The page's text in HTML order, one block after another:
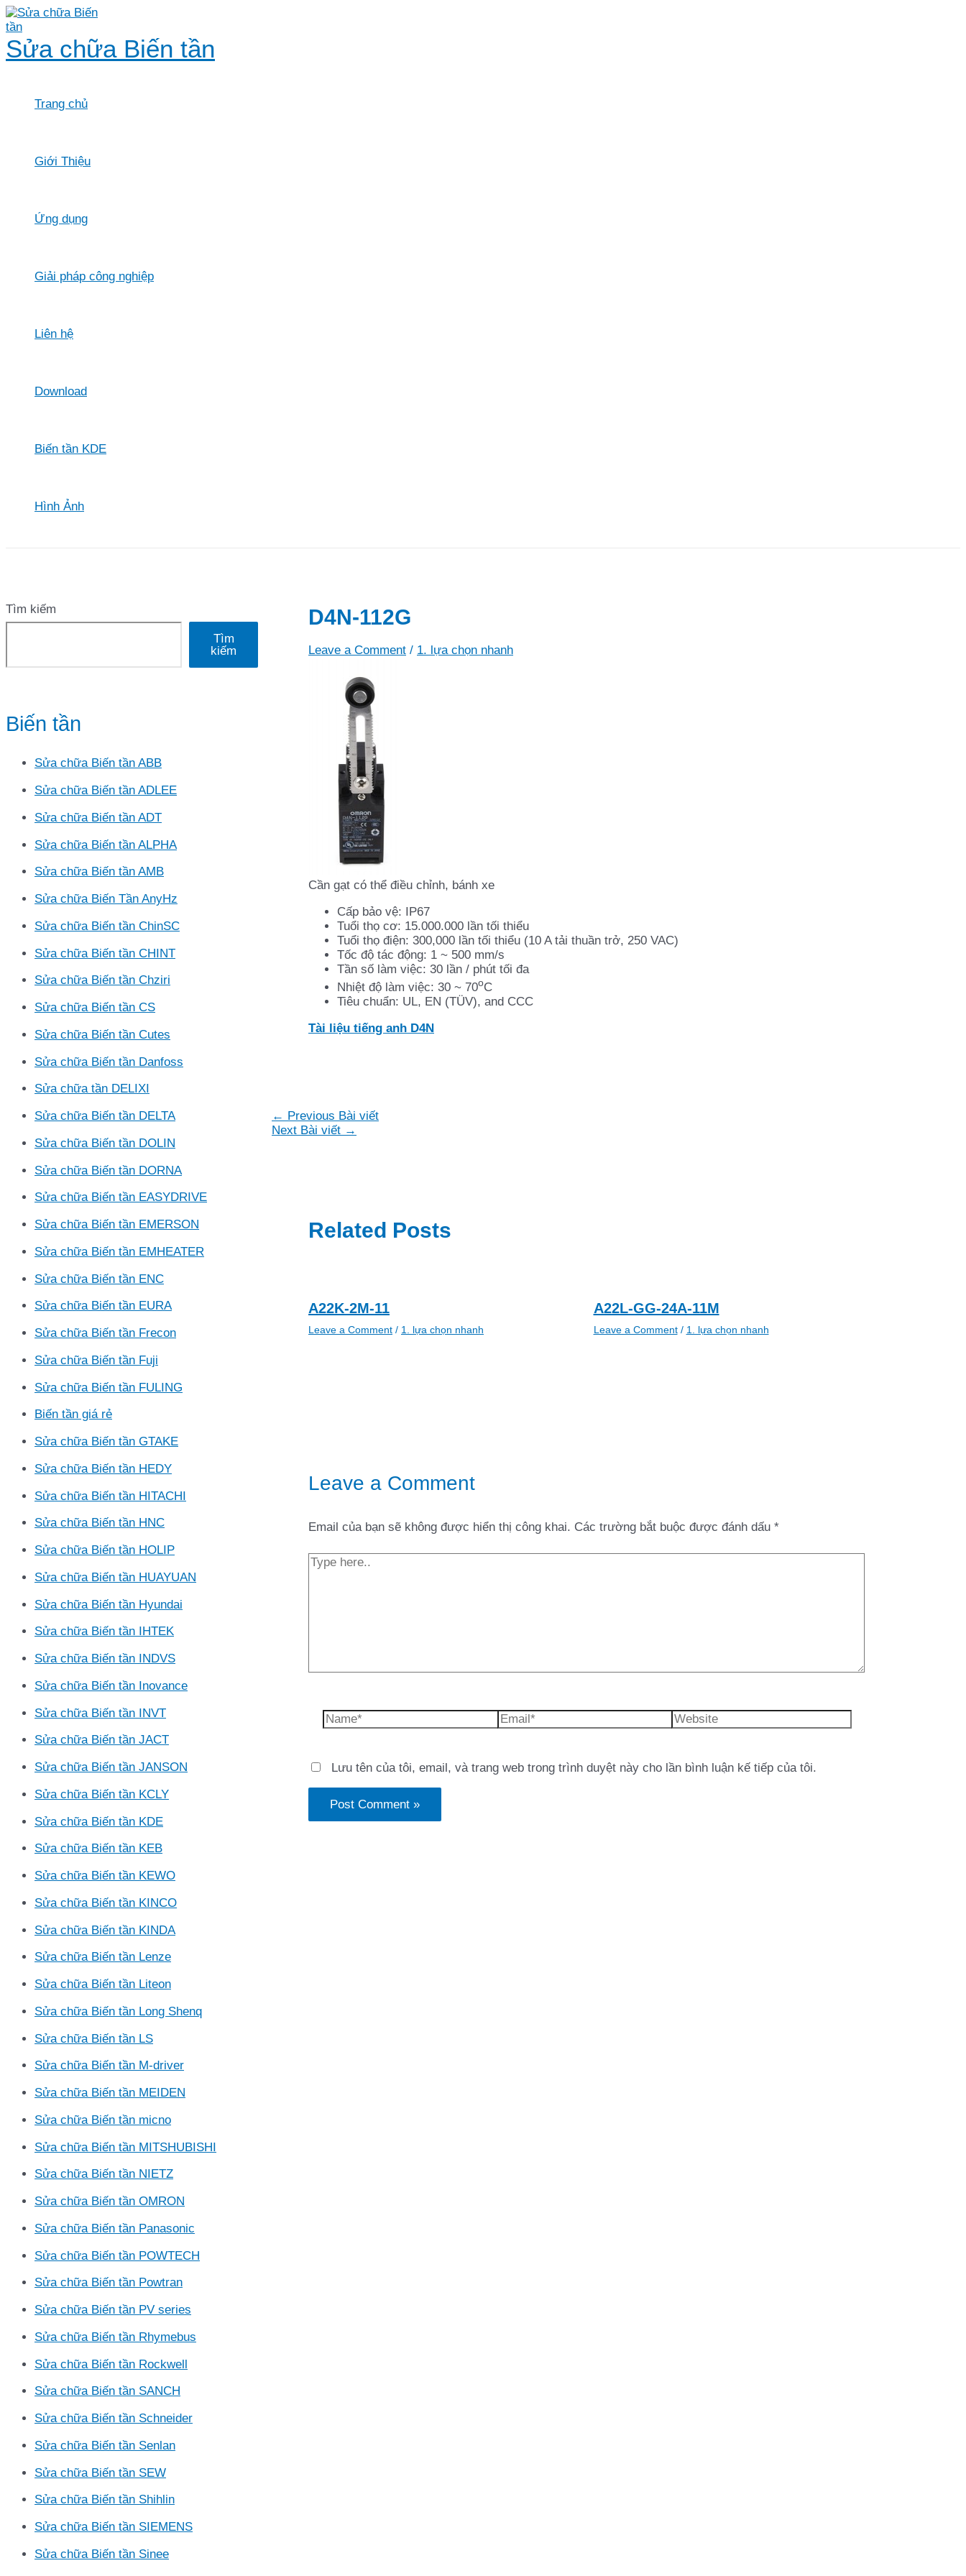
Skip
to
content
Sửa chữa Biến tần
Trang chủ
Giới Thiệu
Ứng dụng
Giải pháp công nghiệp
Liên hệ
Download
Biến tần KDE
Hình Ảnh
Tìm kiếm
Tìm
kiếm
Biến tần
Sửa chữa Biến tần ABB
Sửa chữa Biến tần ADLEE
Sửa chữa Biến tần ADT
Sửa chữa Biến tần ALPHA
Sửa chữa Biến tần AMB
Sửa chữa Biến Tần AnyHz
Sửa chữa Biến tần ChinSC
Sửa chữa Biến tần CHINT
Sửa chữa Biến tần Chziri
Sửa chữa Biến tần CS
Sửa chữa Biến tần Cutes
Sửa chữa Biến tần Danfoss
Sửa chữa tần DELIXI
Sửa chữa Biến tần DELTA
Sửa chữa Biến tần DOLIN
Sửa chữa Biến tần DORNA
Sửa chữa Biến tần EASYDRIVE
Sửa chữa Biến tần EMERSON
Sửa chữa Biến tần EMHEATER
Sửa chữa Biến tần ENC
Sửa chữa Biến tần EURA
Sửa chữa Biến tần Frecon
Sửa chữa Biến tần Fuji
Sửa chữa Biến tần FULING
Biến tần giá rẻ
Sửa chữa Biến tần GTAKE
Sửa chữa Biến tần HEDY
Sửa chữa Biến tần HITACHI
Sửa chữa Biến tần HNC
Sửa chữa Biến tần HOLIP
Sửa chữa Biến tần HUAYUAN
Sửa chữa Biến tần Hyundai
Sửa chữa Biến tần IHTEK
Sửa chữa Biến tần INDVS
Sửa chữa Biến tần Inovance
Sửa chữa Biến tần INVT
Sửa chữa Biến tần JACT
Sửa chữa Biến tần JANSON
Sửa chữa Biến tần KCLY
Sửa chữa Biến tần KDE
Sửa chữa Biến tần KEB
Sửa chữa Biến tần KEWO
Sửa chữa Biến tần KINCO
Sửa chữa Biến tần KINDA
Sửa chữa Biến tần Lenze
Sửa chữa Biến tần Liteon
Sửa chữa Biến tần Long Shenq
Sửa chữa Biến tần LS
Sửa chữa Biến tần M-driver
Sửa chữa Biến tần MEIDEN
Sửa chữa Biến tần micno
Sửa chữa Biến tần MITSHUBISHI
Sửa chữa Biến tần NIETZ
Sửa chữa Biến tần OMRON
Sửa chữa Biến tần Panasonic
Sửa chữa Biến tần POWTECH
Sửa chữa Biến tần Powtran
Sửa chữa Biến tần PV series
Sửa chữa Biến tần Rhymebus
Sửa chữa Biến tần Rockwell
Sửa chữa Biến tần SANCH
Sửa chữa Biến tần Schneider
Sửa chữa Biến tần Senlan
Sửa chữa Biến tần SEW
Sửa chữa Biến tần Shihlin
Sửa chữa Biến tần SIEMENS
Sửa chữa Biến tần Sinee
D4N-112G
Leave a Comment / 1. lựa chọn nhanh
Cần gạt có thể điều chỉnh, bánh xe
Cấp bảo vệ: IP67
Tuổi thọ cơ: 15.000.000 lần tối thiểu
Tuổi thọ điện: 300,000 lần tối thiểu (10 A tải thuần trở, 250 VAC)
Tốc độ tác động: 1 ~ 500 mm/s
Tần số làm việc: 30 lần / phút tối đa
Nhiệt độ làm việc: 30 ~ 70oC
Tiêu chuẩn: UL, EN (TÜV), and CCC
Tài liệu tiếng anh D4N
Điều
hướng
← Previous Bài viết
Next Bài viết →
Related Posts
A22K-2M-11
Leave a Comment / 1. lựa chọn nhanh
A22L-GG-24A-11M
Leave a Comment / 1. lựa chọn nhanh
Leave a Comment
Email của bạn sẽ không được hiển thị công khai. Các trường bắt buộc được đánh dấu *
Type
here..
Name* Email* Website
Lưu tên của tôi, email, và trang web trong trình duyệt này cho lần bình luận kế tiếp của tôi.